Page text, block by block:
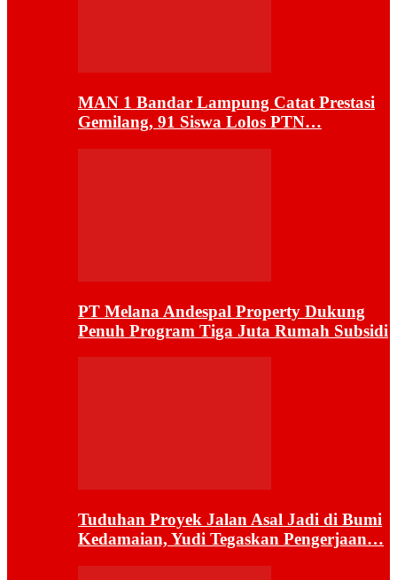
MAN 1 Bandar Lampung Catat Prestasi
Gemilang, 91 Siswa Lolos PTN…
PT Melana Andespal Property Dukung
Penuh Program Tiga Juta Rumah Subsidi
Tuduhan Proyek Jalan Asal Jadi di Bumi
Kedamaian, Yudi Tegaskan Pengerjaan…